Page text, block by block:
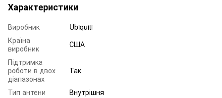
Характеристики
Виробник
Ubiquiti
Країна
виробник
США
Підтримка
роботи в двох
діапазонах
Так
Тип антени
Внутрішня